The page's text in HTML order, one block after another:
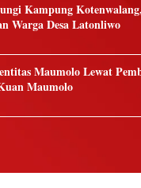
Kampung
Warga Desa Latonliwo
Maumolo Lewat
Maumolo